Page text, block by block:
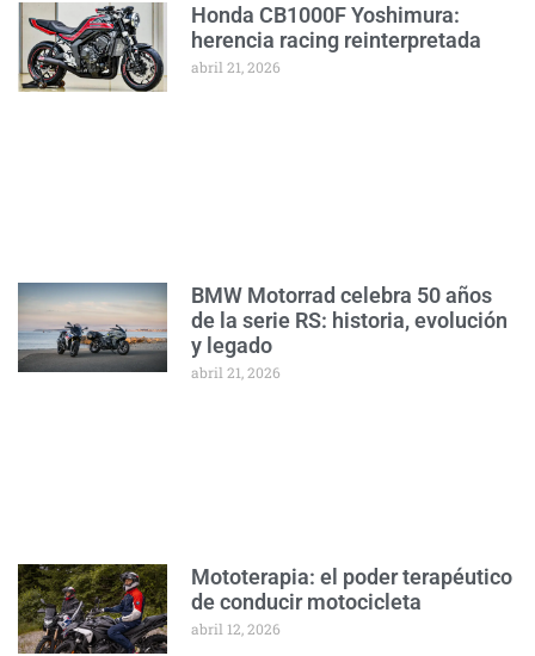
Honda CB1000F Yoshimura:
herencia racing reinterpretada
abril 21, 2026
BMW Motorrad celebra 50 años
de la serie RS: historia, evolución
y legado
abril 21, 2026
Mototerapia: el poder terapéutico
de conducir motocicleta
abril 12, 2026